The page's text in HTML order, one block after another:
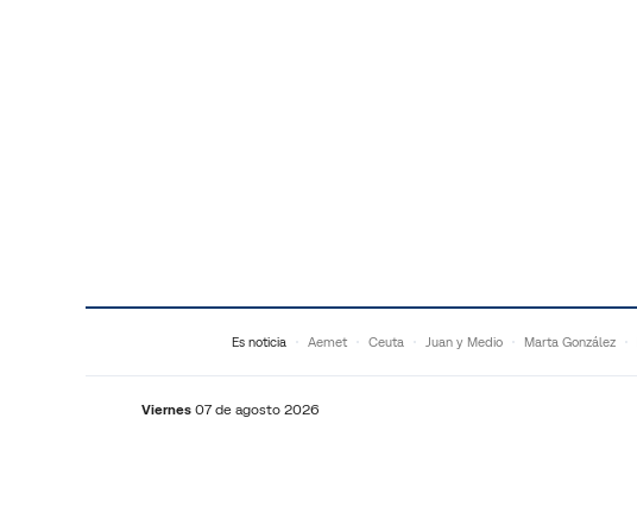
Es noticia Aemet Ceuta Juan y Medio Marta González
Viernes 07 de agosto 2026